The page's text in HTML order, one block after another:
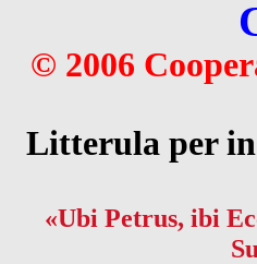
© 2006
Litterula per
«Ubi Petrus, ibi